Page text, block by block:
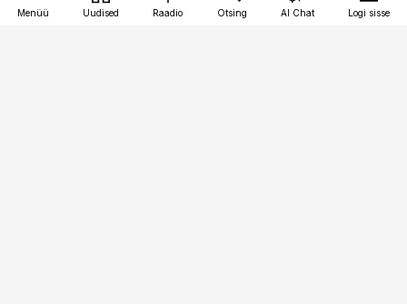
Menüü Uudised Raadio Otsing AI Chat Logi sisse